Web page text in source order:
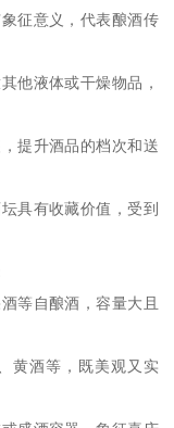
征意义，代表酿酒传
他液体或干燥物品，
提升酒品的档次和送
具有收藏价值，受到
等自酿酒，容量大且
黄酒等，既美观又实